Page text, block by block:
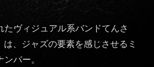
たヴィジュアル系バンドてんさ
は、ジャズの要素を感じさせるミ
ンバー。